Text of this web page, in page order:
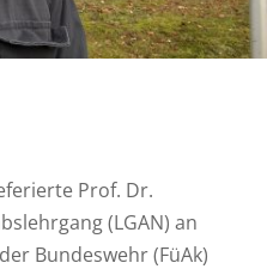
Prof. Dr.
(LGAN) an
Bundeswehr (FüAk)